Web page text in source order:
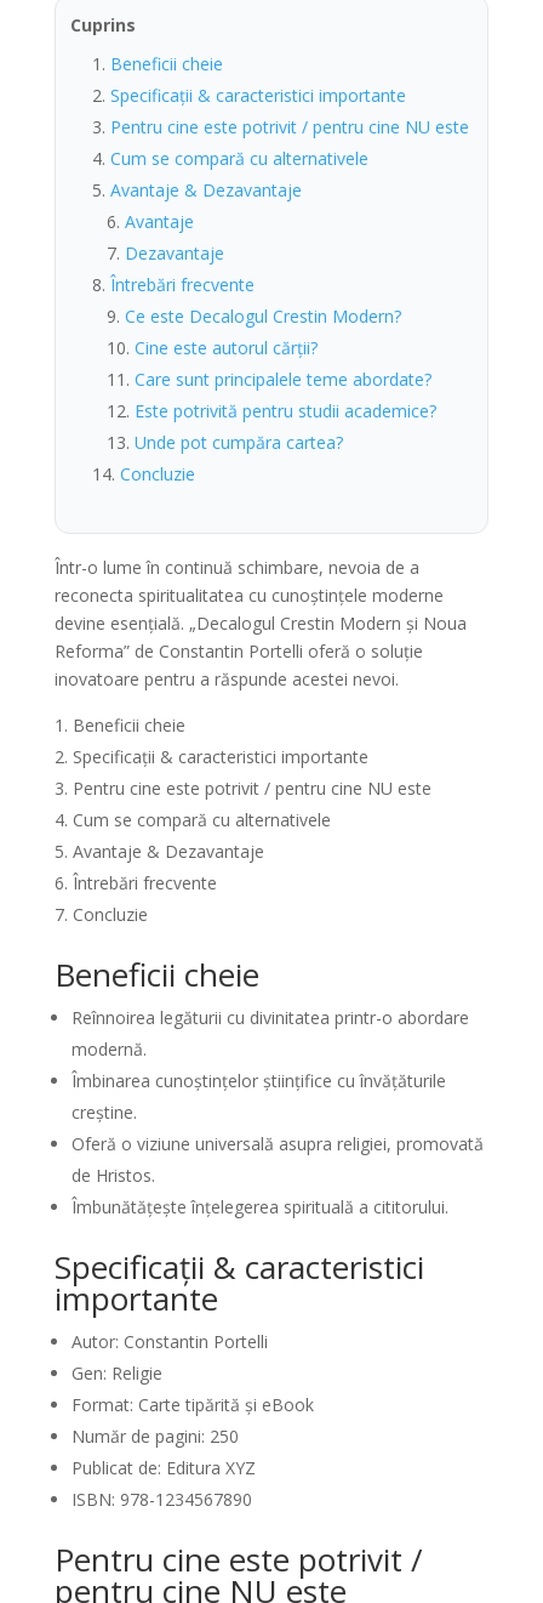
Cuprins
Beneficii cheie
Specificații & caracteristici importante
Pentru cine este potrivit / pentru cine NU este
Cum se compară cu alternativele
Avantaje & Dezavantaje
Avantaje
Dezavantaje
Întrebări frecvente
Ce este Decalogul Crestin Modern?
Cine este autorul cărții?
Care sunt principalele teme abordate?
Este potrivită pentru studii academice?
Unde pot cumpăra cartea?
Concluzie
Într-o lume în continuă schimbare, nevoia de a
reconecta spiritualitatea cu cunoștințele moderne
devine esențială. „Decalogul Crestin Modern și Noua
Reforma” de Constantin Portelli oferă o soluție
inovatoare pentru a răspunde acestei nevoi.
Beneficii cheie
Specificații & caracteristici importante
Pentru cine este potrivit / pentru cine NU este
Cum se compară cu alternativele
Avantaje & Dezavantaje
Întrebări frecvente
Concluzie
Beneficii cheie
Reînnoirea legăturii cu divinitatea printr-o abordare
modernă.
Îmbinarea cunoștințelor științifice cu învățăturile
creștine.
Oferă o viziune universală asupra religiei, promovată
de Hristos.
Îmbunătățește înțelegerea spirituală a cititorului.
Specificații & caracteristici
importante
Autor: Constantin Portelli
Gen: Religie
Format: Carte tipărită și eBook
Număr de pagini: 250
Publicat de: Editura XYZ
ISBN: 978-1234567890
Pentru cine este potrivit /
pentru cine NU este